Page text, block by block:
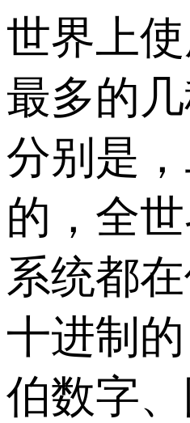
世界上
最多的
分别是
的，全
系统都在
十进制
伯数字